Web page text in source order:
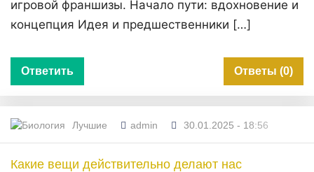
игровой франшизы. Начало пути: вдохновение и
концепция Идея и предшественники […]
Ответить Ответы (0)
Лучшие admin 30.01.2025 - 18:56
Какие вещи действительно делают нас